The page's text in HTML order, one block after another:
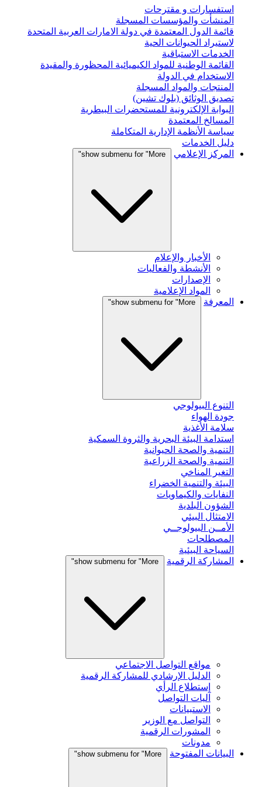
استفسارات و مقترحات
المنشأت والمؤسسات المسجلة
قائمة الدول المعتمدة في دولة الامارات العربية المتحدة
لاستيراد الحيوانات الحية
الخدمات الاستباقية
القائمة الوطنية للمواد الكيميائية المحظورة والمقيدة
الاستخدام في الدولة
المنتجات والمواد المسجلة
تصديق الوثائق (بلوك تشين)
البوابة الإلكترونية للمستحضرات البيطرية
المسالخ المعتمدة
سياسة الأنظمة الإدارية المتكاملة
دليل الخدمات
المركز الإعلامي
show submenu for "More"
الأخبار والإعلام
الأنشطة والفعاليات
الإصدارات
المواد الإعلامية
المعرفة
show submenu for "More"
التنوع البيولوجي
جودة الهواء
سلامة الأغذية
استدامة البيئة البحرية والثروة السمكية
التنمية والصحة الحيوانية
التنمية والصحة الزراعية
التغير المناخي
البيئة والتنمية الخضراء
النفايات والكيماويات
الشؤون البلدية
الامتثال البيئي
الأمــن البيولوجــي
المصطلحات
السياحة البيئية
المشاركة الرقمية
show submenu for "More"
مواقع التواصل الاجتماعي
الدليل الإرشادي للمشاركة الرقمية
إستطلاع الرأي
آليات التواصل
الاستبيانات
التواصل مع الوزير
المشورات الرقمية
مدونات
البيانات المفتوحة
show submenu for "More"